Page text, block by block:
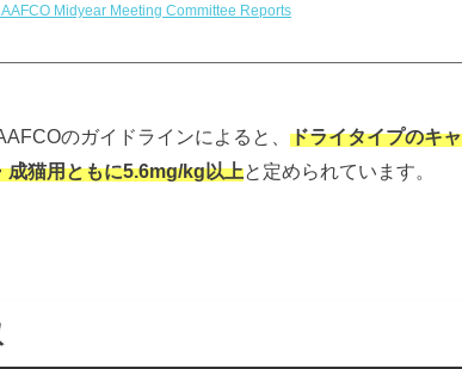
Midyear Meeting Committee Reports
のガイドラインによると、 ドライタイプのキ
成猫用ともに5.6mg/kg以上と定められています。